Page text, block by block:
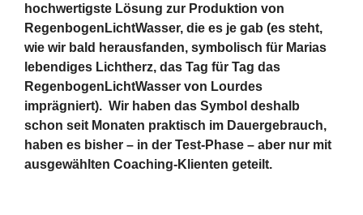
hochwertigste Lösung zur Produktion von
RegenbogenLichtWasser, die es je gab (es steht,
wie wir bald herausfanden, symbolisch für Marias
lebendiges Lichtherz, das Tag für Tag das
RegenbogenLichtWasser von Lourdes
imprägniert). Wir haben das Symbol deshalb
schon seit Monaten praktisch im Dauergebrauch,
haben es bisher – in der Test-Phase – aber nur mit
ausgewählten Coaching-Klienten geteilt.